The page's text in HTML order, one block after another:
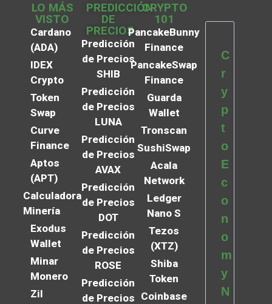
LO MÁS
VISTO
Cardano
(ADA)
IDEX
Crypto
Token
Swap
Curve
Finance
Aptos
(APT)
Calculadora
Minería
Exodus
Wallet
Minar
Monero
Zil
PREDICCIÓN
DE
PRECIOS
Predicción
de Precios
SHIB
Predicción
de Precios
LUNA
Predicción
de Precios
AVAX
Predicción
de Precios
DOT
Predicción
de Precios
ROSE
Predicción
de Precios
CRYPTO
101
PancakeBunny
Finance
PancakeSwap
Finance
Guarda
Wallet
Tronscan
SushiSwap
Acala
Network
Ledger
Nano S
Tezos
(XTZ)
Shiba
Token
Coinbase
C
r
y
p
t
o
E
c
o
n
o
m
y
N